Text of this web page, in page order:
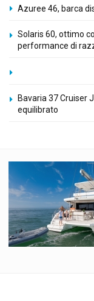
Azuree 46, barca
Solaris 60, ottimo
performance di
Bavaria 37 Cruiser
equilibrato